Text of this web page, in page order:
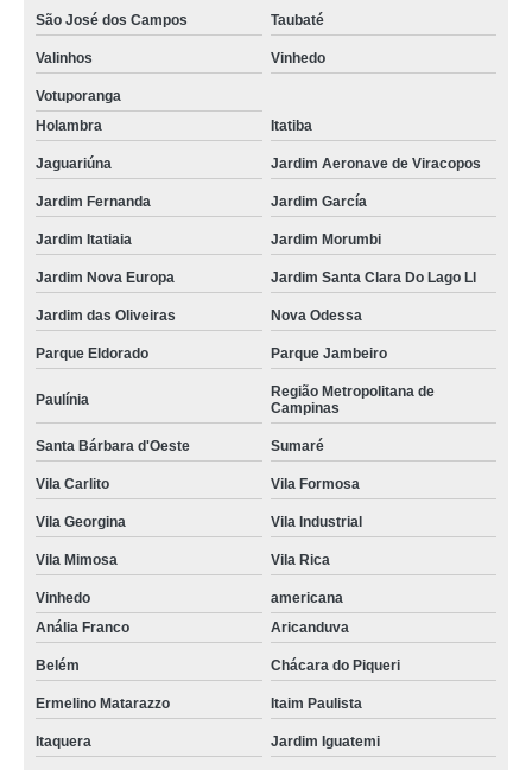
São José dos Campos Taubaté
Valinhos Vinhedo
Votuporanga
Holambra
Itatiba
Jaguariúna Jardim Aeronave de Viracopos
Jardim Fernanda Jardim García
Jardim Itatiaia Jardim Morumbi
Jardim Nova Europa Jardim Santa Clara Do Lago Ll
Jardim das Oliveiras Nova Odessa
Parque Eldorado Parque Jambeiro
Paulínia
Região Metropolitana de
Campinas
Santa Bárbara d'Oeste Sumaré
Vila Carlito Vila Formosa
Vila Georgina Vila Industrial
Vila Mimosa Vila Rica
Vinhedo
americana
Anália Franco
Aricanduva
Belém Chácara do Piqueri
Ermelino Matarazzo Itaim Paulista
Itaquera Jardim Iguatemi